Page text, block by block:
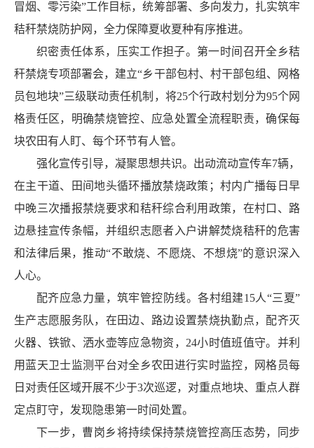
冒烟、零污染”工作目标，统筹部署、多向发力，扎实筑牢
秸秆禁烧防护网，全力保障夏收夏种有序推进。
织密责任体系，压实工作担子。第一时间召开全乡秸
秆禁烧专项部署会，建立“乡干部包村、村干部包组、网格
员包地块”三级联动责任机制，将25个行政村划分为95个网
格责任区，明确禁烧管控、应急处置全流程职责，确保每
块农田有人盯、每个环节有人管。
强化宣传引导，凝聚思想共识。出动流动宣传车7辆，
在主干道、田间地头循环播放禁烧政策；村内广播每日早
中晚三次播报禁烧要求和秸秆综合利用政策，在村口、路
边悬挂宣传条幅，并组织志愿者入户讲解焚烧秸秆的危害
和法律后果，推动“不敢烧、不愿烧、不想烧”的意识深入
人心。
配齐应急力量，筑牢管控防线。各村组建15人“三夏”
生产志愿服务队，在田边、路边设置禁烧执勤点，配齐灭
火器、铁锨、洒水壶等应急物资，24小时值班值守。并利
用蓝天卫士监测平台对全乡农田进行实时监控，网格员每
日对责任区域开展不少于3次巡逻，对重点地块、重点人群
定点盯守，发现隐患第一时间处置。
下一步，曹岗乡将持续保持禁烧管控高压态势，同步